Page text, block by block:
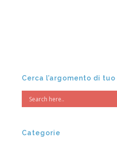
Cerca l’argomento di
Categorie